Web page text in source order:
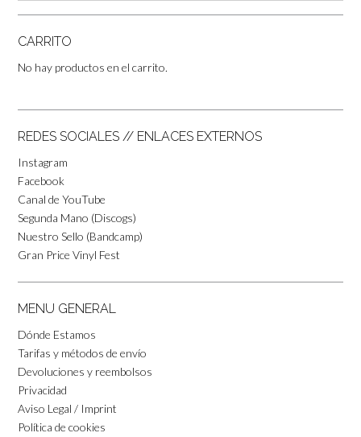
CARRITO
No hay productos en el carrito.
REDES SOCIALES // ENLACES EXTERNOS
Instagram
Facebook
Canal de YouTube
Segunda Mano (Discogs)
Nuestro Sello (Bandcamp)
Gran Price Vinyl Fest
MENU GENERAL
Dónde Estamos
Tarifas y métodos de envío
Devoluciones y reembolsos
Privacidad
Aviso Legal / Imprint
Política de cookies